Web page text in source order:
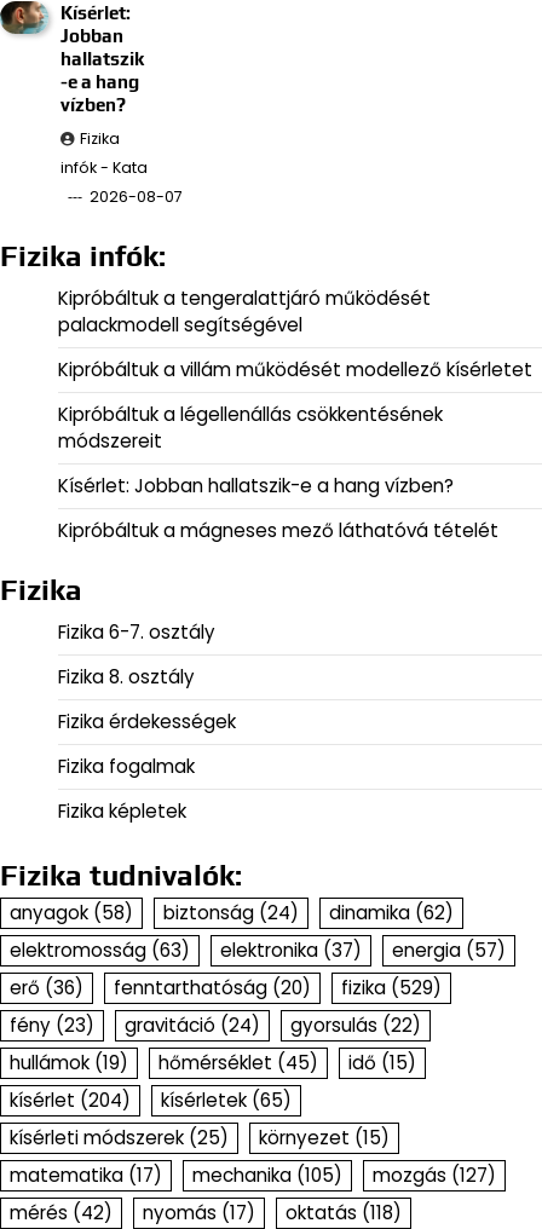
Kísérlet:
Jobban
hallatszik
-e a hang
vízben?
Fizika
infók - Kata
2026-08-07
Fizika infók:
Kipróbáltuk a tengeralattjáró működését
palackmodell segítségével
Kipróbáltuk a villám működését modellező kísérletet
Kipróbáltuk a légellenállás csökkentésének
módszereit
Kísérlet: Jobban hallatszik-e a hang vízben?
Kipróbáltuk a mágneses mező láthatóvá tételét
Fizika
Fizika 6-7. osztály
Fizika 8. osztály
Fizika érdekességek
Fizika fogalmak
Fizika képletek
Fizika tudnivalók:
anyagok (58) biztonság (24) dinamika (62)
elektromosság (63) elektronika (37) energia (57)
erő (36) fenntarthatóság (20) fizika (529)
fény (23) gravitáció (24) gyorsulás (22)
hullámok (19) hőmérséklet (45) idő (15)
kísérlet (204) kísérletek (65)
kísérleti módszerek (25) környezet (15)
matematika (17) mechanika (105) mozgás (127)
mérés (42) nyomás (17) oktatás (118)